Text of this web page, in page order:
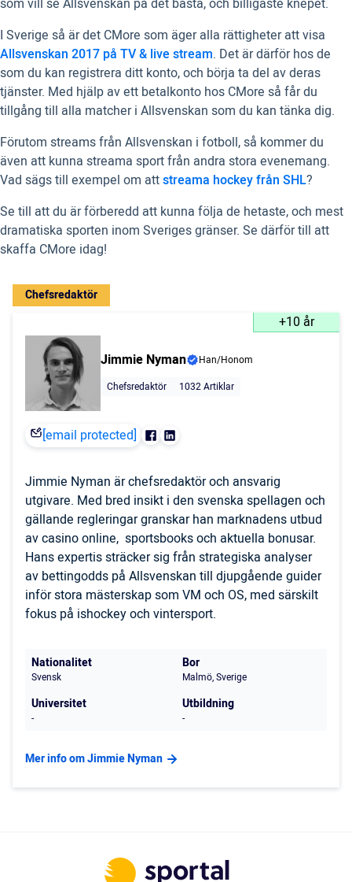
som vill se Allsvenskan på det bästa, och billigaste knepet.
I Sverige så är det CMore som äger alla rättigheter att visa
Allsvenskan 2017 på TV & live stream. Det är därför hos de
som du kan registrera ditt konto, och börja ta del av deras
tjänster. Med hjälp av ett betalkonto hos CMore så får du
tillgång till alla matcher i Allsvenskan som du kan tänka dig.
Förutom streams från Allsvenskan i fotboll, så kommer du
även att kunna streama sport från andra stora evenemang.
Vad sägs till exempel om attstreama hockey från SHL?
Se till att du är förberedd att kunna följa de hetaste, och mest
dramatiska sporten inom Sveriges gränser. Se därför till att
skaffa CMore idag!
Chefsredaktör
+10 år
Jimmie Nyman
Han/Honom
Chefsredaktör
1032 Artiklar
[email protected]
Jimmie Nyman är chefsredaktör och ansvarig
utgivare. Med bred insikt i den svenska spellagen och
gällande regleringar granskar han marknadens utbud
av casino online, sportsbooks och aktuella bonusar.
Hans expertis sträcker sig från strategiska analyser
av bettingodds på Allsvenskan till djupgående guider
inför stora mästerskap som VM och OS, med särskilt
fokus på ishockey och vintersport.
Nationalitet
Svensk
Bor
Malmö, Sverige
Universitet
-
Utbildning
-
Mer info om Jimmie Nyman